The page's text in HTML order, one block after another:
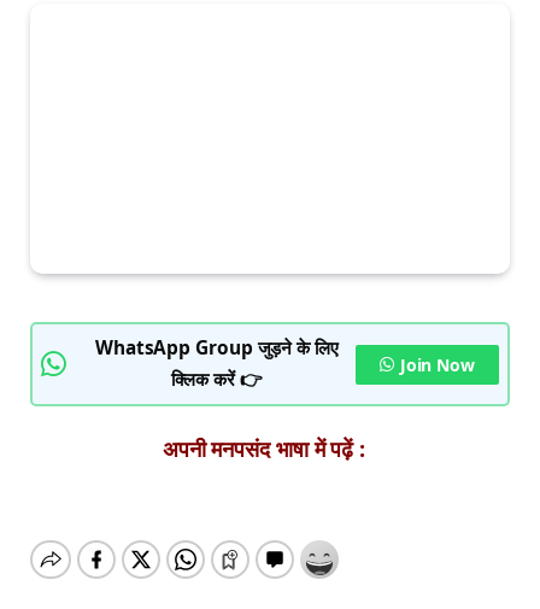
WhatsApp Group जुड़ने के लिए
क्लिक करें 👉
Join Now
अपनी मनपसंद भाषा में पढ़ें :